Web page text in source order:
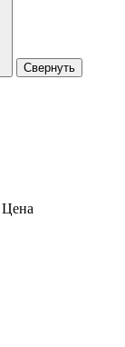
Свернуть
Цена